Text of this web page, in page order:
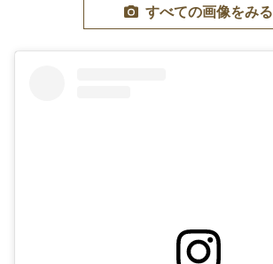
すべての画像をみる